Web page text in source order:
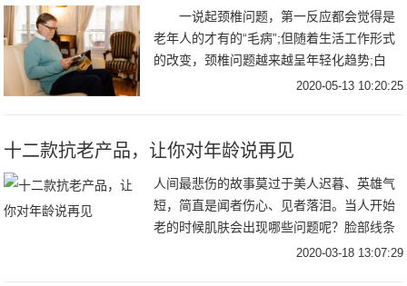
一说起颈椎问题，第一反应都会觉得是
老年人的才有的“毛病”;但随着生活工作形式
的改变，颈椎问题越来越呈年轻化趋势;白
领、程序员、设计师等上班族、低头族在“手
2020-05-13 10:20:25
十二款抗老产品，让你对年龄说再见
人间最悲伤的故事莫过于美人迟暮、英雄气
短，简直是闻者伤心、见者落泪。当人开始
老的时候肌肤会出现哪些问题呢？脸部线条
向下，没有上扬的活力感；颧骨肌肉下垂，
2020-03-18 13:07:29